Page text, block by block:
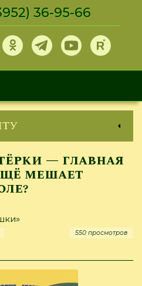
36-95-66
— главная
мешает
550 просмотров